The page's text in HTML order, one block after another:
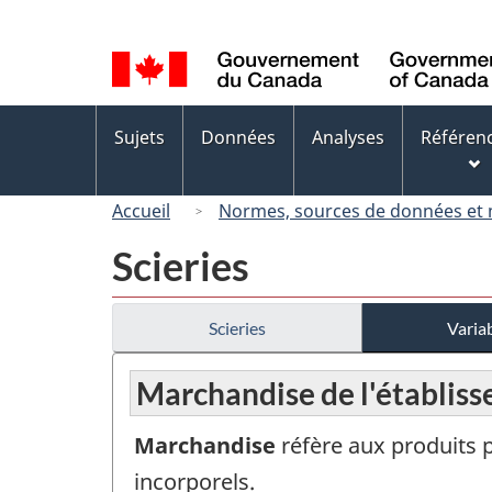
de
la
langue
des
Sujets Données Analyses
Accueil Normes, sources de données et
Scieries
Scieries
Marchandise de
Marchandise réfère aux produits
incorporels.